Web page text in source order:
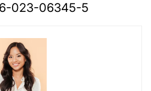
023-06345-5